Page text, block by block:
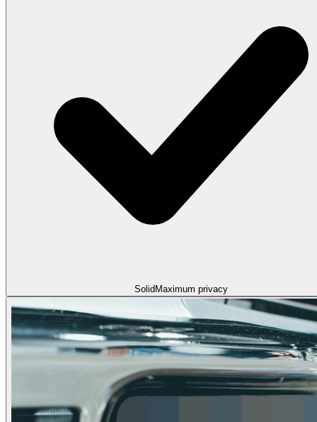
Solid Maximum privacy